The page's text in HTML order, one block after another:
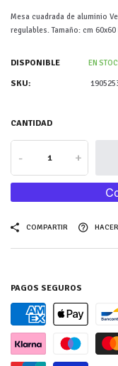
Mesa cuadrada de aluminio
regulables. Tamaño: cm
DISPONIBLE EN
SKU:
CANTIDAD
- +
COMPARTIR
PAGOS SEGUROS